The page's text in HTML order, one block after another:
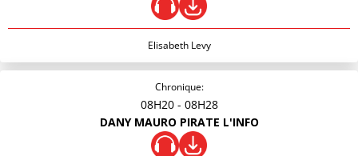
Elisabeth Levy
Chronique:
08H20 - 08H28
DANY MAURO PIRATE L'INFO